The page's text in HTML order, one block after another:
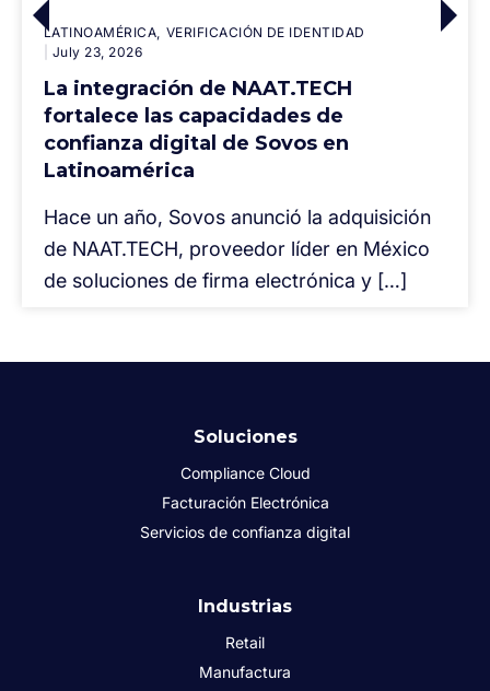
LATINOAMÉRICA VERIFICACIÓN DE IDENTIDAD
July 23, 2026
La integración de NAAT.TECH
fortalece las capacidades de
confianza digital de Sovos en
Latinoamérica
Hace un año, Sovos anunció la adquisición
de NAAT.TECH, proveedor líder en México
de soluciones de firma electrónica y […]
Soluciones
Compliance Cloud
Facturación Electrónica
Servicios de confianza digital
Industrias
Retail
Manufactura